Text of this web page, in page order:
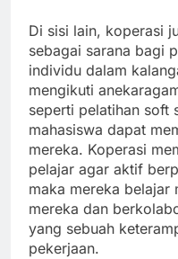
Di sisi lain, koperasi
sebagai sarana bagi
individu dalam
mengikuti
seperti pelatihan soft
mahasiswa dapat
mereka. Koperasi
pelajar agar aktif
maka mereka belajar
mereka dan
yang sebuah
pekerjaan.